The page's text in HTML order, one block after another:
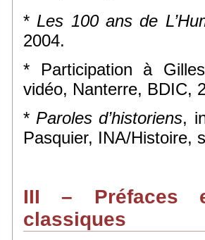
* Les 100 ans de
2004.
* Participation à
vidéo, Nanterre, BDIC,
* Paroles d’historiens,
Pasquier, INA/Histoire,
III – Préfaces
classiques